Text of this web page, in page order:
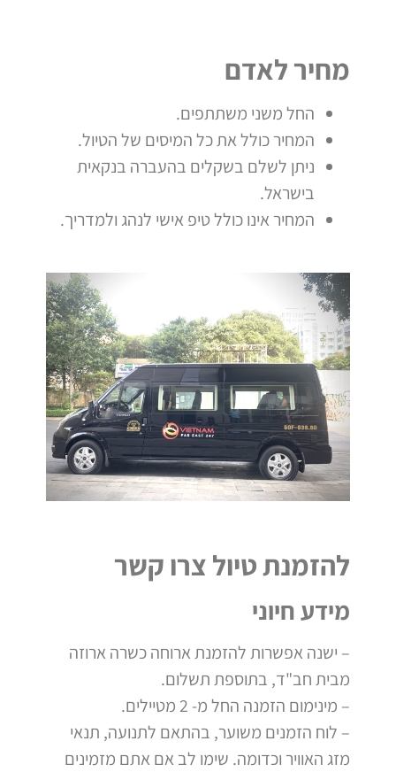
מחיר לאדם
החל משני משתתפים.
המחיר כולל את כל המיסים של הטיול.
ניתן לשלם בשקלים בהעברה בנקאית
בישראל.
המחיר אינו כולל טיפ אישי לנהג ולמדריך.
להזמנת טיול צרו קשר
מידע חיוני
– ישנה אפשרות להזמנת ארוחה כשרה ארוזה
מבית חב"ד, בתוספת תשלום.
– מינימום הזמנה החל מ- 2 מטיילים.
– לוח הזמנים משוער, בהתאם לתנועה, תנאי
מזג האוויר וכדומה. שימו לב אם אתם מזמינים